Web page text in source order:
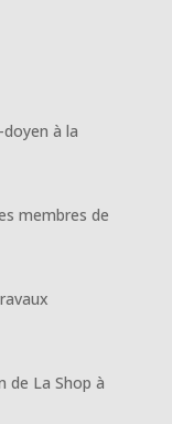
à la
membres de
de La Shop à